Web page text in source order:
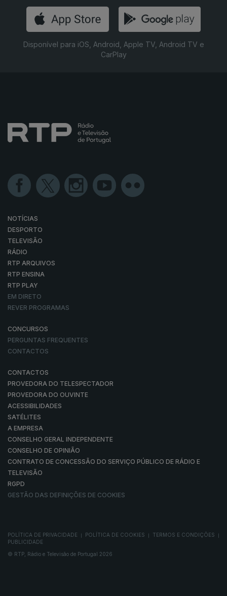
Disponível para iOS, Android, Apple TV, Android TV e
CarPlay
NOTÍCIAS
DESPORTO
TELEVISÃO
RÁDIO
RTP ARQUIVOS
RTP ENSINA
RTP PLAY
EM DIRETO
REVER PROGRAMAS
CONCURSOS
PERGUNTAS FREQUENTES
CONTACTOS
CONTACTOS
PROVEDORA DO TELESPECTADOR
PROVEDORA DO OUVINTE
ACESSIBILIDADES
SATÉLITES
A EMPRESA
CONSELHO GERAL INDEPENDENTE
CONSELHO DE OPINIÃO
CONTRATO DE CONCESSÃO DO SERVIÇO PÚBLICO DE RÁDIO E
TELEVISÃO
RGPD
GESTÃO DAS DEFINIÇÕES DE COOKIES
POLÍTICA DE PRIVACIDADE POLÍTICA DE COOKIES TERMOS E CONDIÇÕES
PUBLICIDADE
© RTP, Rádio e Televisão de Portugal 2026